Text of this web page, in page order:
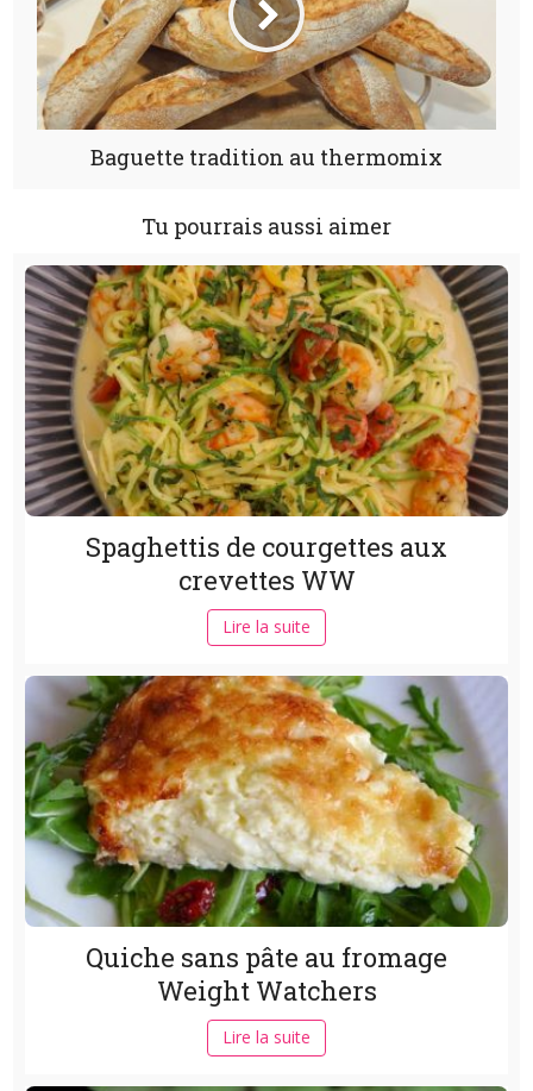
Baguette tradition au thermomix
Tu pourrais aussi aimer
Spaghettis de courgettes aux
crevettes WW
Lire la suite
Quiche sans pâte au fromage
Weight Watchers
Lire la suite